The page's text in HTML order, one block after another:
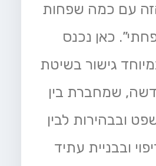
עם כמה שפחות
כאן נכנס
גישור בשיטת
שמחברת בין
ובבהירות לבין
ובבניית עתיד